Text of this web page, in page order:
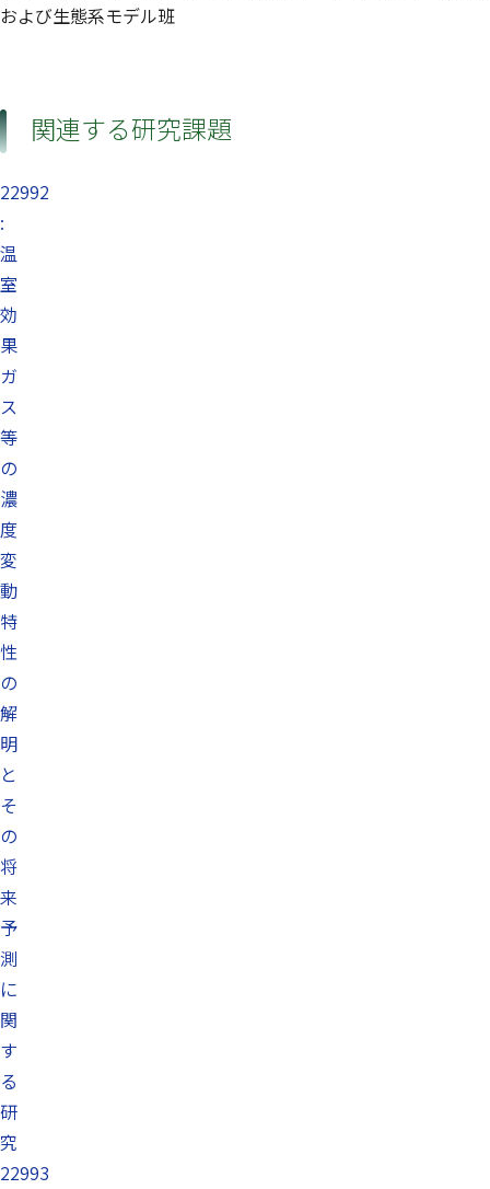
および生態系モデル班
関連する研究課題
22992
:
温
室
効
果
ガ
ス
等
の
濃
度
変
動
特
性
の
解
明
と
そ
の
将
来
予
測
に
関
す
る
研
究
22993